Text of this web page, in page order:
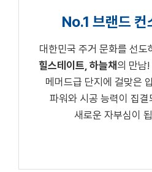
No.1 브랜드 컨
대한민국 주거 문화를 선
힐스테이트, 하늘채 의 만남
메머드급 단지에 걸맞은
파워와 시공 능력이 집결
새로운 자부심이